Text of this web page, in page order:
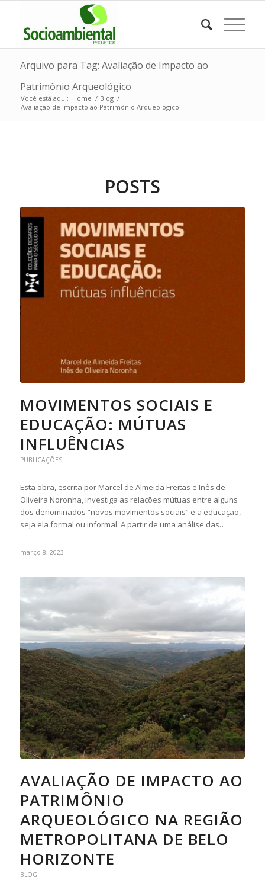
Arquivo para Tag: Avaliação de Impacto ao
Patrimônio Arqueológico
Você está aqui: Home / Blog /
Avaliação de Impacto ao Patrimônio Arqueológico
POSTS
MOVIMENTOS SOCIAIS E
EDUCAÇÃO: MÚTUAS
INFLUÊNCIAS
PUBLICAÇÕES
Esta obra, escrita por Marcel de Almeida Freitas e Inês de
Oliveira Noronha, investiga as relações mútuas entre alguns
dos denominados “novos movimentos sociais” e a educação,
seja ela formal ou informal. A partir de uma análise das…
março 8, 2023
AVALIAÇÃO DE IMPACTO AO
PATRIMÔNIO
ARQUEOLÓGICO NA REGIÃO
METROPOLITANA DE BELO
HORIZONTE
BLOG